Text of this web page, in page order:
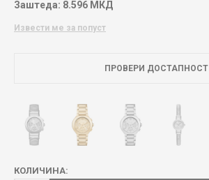
Заштеда: 8.596 МКД
Извести ме за попуст
ПРОВЕРИ ДОСТАПНОСТ
КОЛИЧИНА: